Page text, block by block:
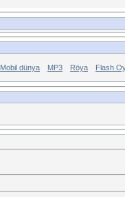
Mobil dünya MP3 Röya Flash